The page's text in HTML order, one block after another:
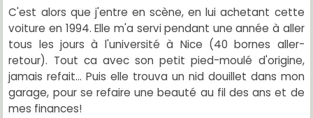
C'est alors que j'entre en scène, en lui achetant cette
voiture en 1994. Elle m'a servi pendant une année à aller
tous les jours à l'université à Nice (40 bornes aller-
retour). Tout ca avec son petit pied-moulé d'origine,
jamais refait... Puis elle trouva un nid douillet dans mon
garage, pour se refaire une beauté au fil des ans et de
mes finances!